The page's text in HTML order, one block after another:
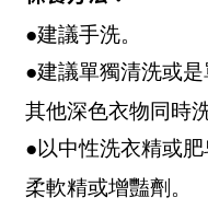
●建議手洗。
●建議單獨清洗或
其他深色衣物同時洗
●以中性洗衣精或肥
柔軟精或增豔劑。